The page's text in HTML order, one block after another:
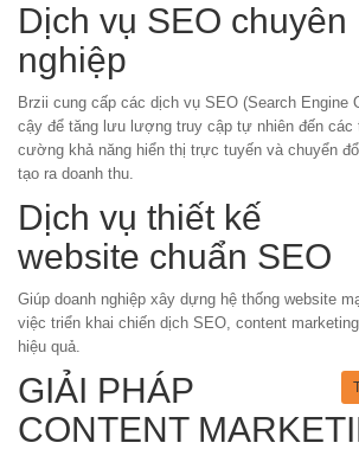
Dịch vụ SEO chuyên
nghiệp
Brzii cung cấp các dịch vụ SEO (Search Engine
cậy để tăng lưu lượng truy cập tự nhiên đến các
cường khả năng hiển thị trực tuyến và chuyển
tạo ra doanh thu.
Dịch vụ thiết kế
website chuẩn SEO
Giúp doanh nghiệp xây dựng hệ thống website
việc triển khai chiến dịch SEO, content
hiệu quả.
GIẢI PHÁP
CONTENT